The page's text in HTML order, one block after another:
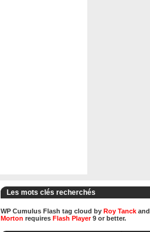
Les mots clés recherchés
WP Cumulus Flash tag cloud by Roy Tanck and
Morton requires Flash Player9 or better.